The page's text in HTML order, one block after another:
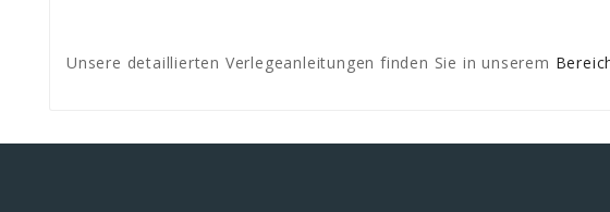
Unsere detaillierten Verlegeanleitungen finden Sie in unserem